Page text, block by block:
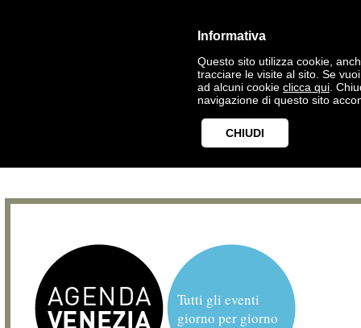
Informativa
Questo sito utilizza cookie,
tracciare le visite al sito. Se
ad alcuni cookie clicca qui .
navigazione di questo sito
CHIUDI
Tutti gli eventi
giorno per giorno